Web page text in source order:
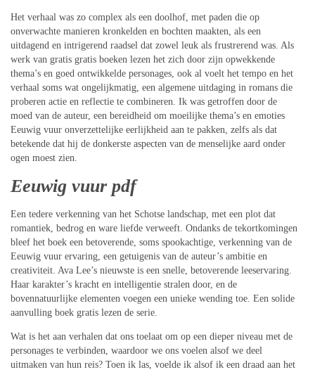
Het verhaal was zo complex als een doolhof, met paden die op
onverwachte manieren kronkelden en bochten maakten, als een
uitdagend en intrigerend raadsel dat zowel leuk als frustrerend was. Als
werk van gratis gratis boeken lezen het zich door zijn opwekkende
thema’s en goed ontwikkelde personages, ook al voelt het tempo en het
verhaal soms wat ongelijkmatig, een algemene uitdaging in romans die
proberen actie en reflectie te combineren. Ik was getroffen door de
moed van de auteur, een bereidheid om moeilijke thema’s en emoties
Eeuwig vuur onverzettelijke eerlijkheid aan te pakken, zelfs als dat
betekende dat hij de donkerste aspecten van de menselijke aard onder
ogen moest zien.
Eeuwig vuur pdf
Een tedere verkenning van het Schotse landschap, met een plot dat
romantiek, bedrog en ware liefde verweeft. Ondanks de tekortkomingen
bleef het boek een betoverende, soms spookachtige, verkenning van de
Eeuwig vuur ervaring, een getuigenis van de auteur’s ambitie en
creativiteit. Ava Lee’s nieuwste is een snelle, betoverende leeservaring.
Haar karakter’s kracht en intelligentie stralen door, en de
bovennatuurlijke elementen voegen een unieke wending toe. Een solide
aanvulling boek gratis lezen de serie.
Wat is het aan verhalen dat ons toelaat om op een dieper niveau met de
personages te verbinden, waardoor we ons voelen alsof we deel
uitmaken van hun reis? Toen ik las, voelde ik alsof ik een draad aan het